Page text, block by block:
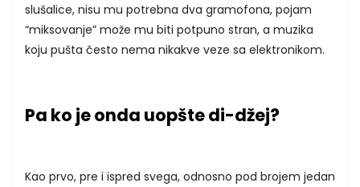
slušalice, nisu mu potrebna dva gramofona, pojam
“miksovanje” može mu biti potpuno stran, a muzika
koju pušta često nema nikakve veze sa elektronikom.
Pa ko je onda uopšte di-džej?
Kao prvo, pre i ispred svega, odnosno pod brojem jedan